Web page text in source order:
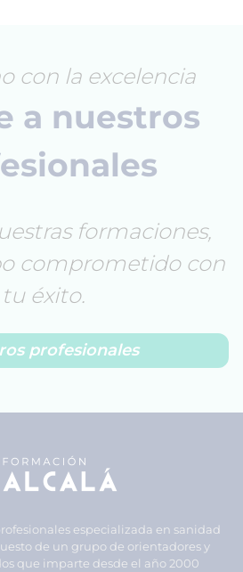
con la excelencia
a nuestros
formaciones,
comprometido con
tu éxito.
profesionales
especializada en sanidad
de un grupo de orientadores y
que imparte desde el año 2000